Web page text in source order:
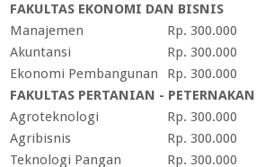
FAKULTAS EKONOMI DAN BISNIS
Manajemen
Rp. 300.000
Akuntansi
Rp. 300.000
Ekonomi Pembangunan
Rp. 300.000
FAKULTAS PERTANIAN - PETERNAKAN
Agroteknologi
Rp. 300.000
Agribisnis
Rp. 300.000
Teknologi Pangan
Rp. 300.000